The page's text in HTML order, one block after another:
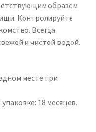
образом
Контролируйте
Всегда
и чистой водой.
месте при
18 месяцев.